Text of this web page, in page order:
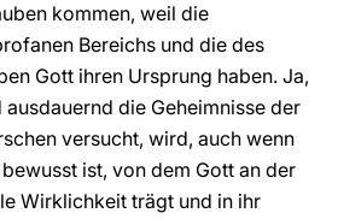
kommen, weil die
Bereichs und die des
Gott ihren Ursprung haben. Ja,
die Geheimnisse der
versucht, wird, auch wenn
ist, von dem Gott an der
Wirklichkeit trägt und in ihr